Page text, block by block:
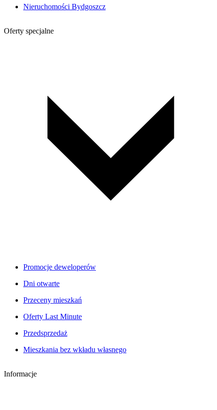
Nieruchomości Bydgoszcz
Oferty specjalne
Promocje deweloperów
Dni otwarte
Przeceny mieszkań
Oferty Last Minute
Przedsprzedaż
Mieszkania bez wkładu własnego
Informacje